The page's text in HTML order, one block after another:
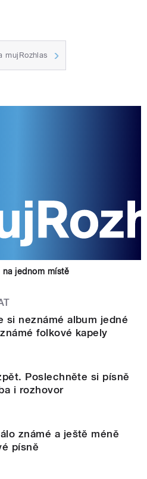
mujRozhlas
na jednom místě
si neznámé album jedné
folkové kapely
Poslechněte si písně
i rozhovor
známé a ještě méně
písně